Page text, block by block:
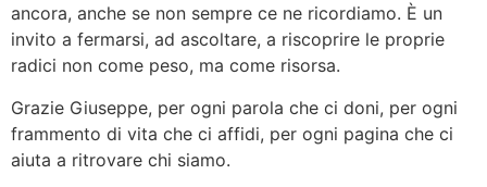
ancora, anche se non sempre ce ne ricordiamo. È un
invito a fermarsi, ad ascoltare, a riscoprire le proprie
radici non come peso, ma come risorsa.
Grazie Giuseppe, per ogni parola che ci doni, per ogni
frammento di vita che ci affidi, per ogni pagina che ci
aiuta a ritrovare chi siamo.